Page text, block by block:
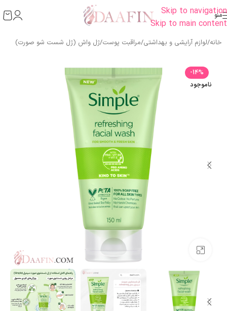
Skip to navigation
Skip to main content
منو
خانه/لوازم آرایشی و بهداشتی/مراقبت پوست/ژل واش (ژل شست شو صورت)
-14%
ناموجود
بزرگنمایی تصویر